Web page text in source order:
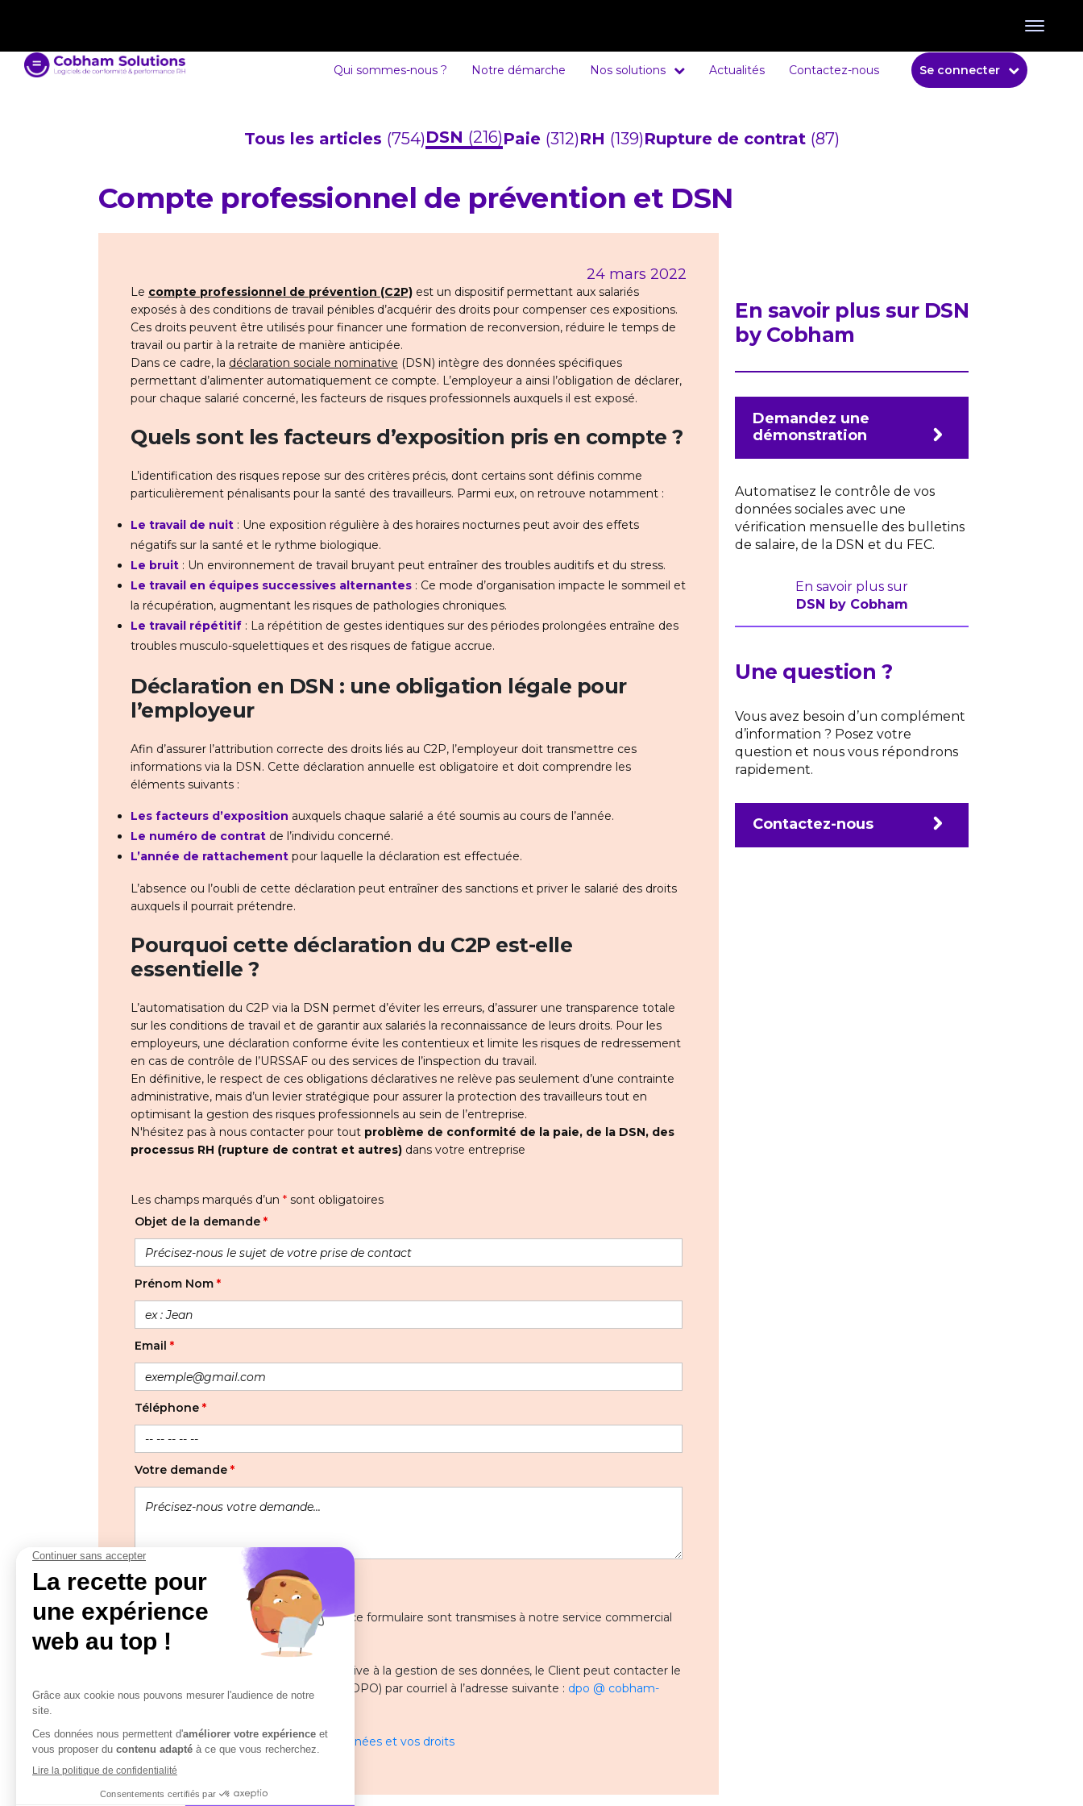
Qui sommes-nous ? Notre démarche Nos solutions Actualités Contactez-nous Se connecter
Tous les articles (754)DSN (216)Paie (312)RH (139)Rupture de contrat (87)
Compte professionnel de prévention et DSN
24 mars 2022
Le compte professionnel de prévention (C2P) est un dispositif permettant aux salariés
exposés à des conditions de travail pénibles d’acquérir des droits pour compenser ces expositions.
Ces droits peuvent être utilisés pour financer une formation de reconversion, réduire le temps de
travail ou partir à la retraite de manière anticipée.
Dans ce cadre, la déclaration sociale nominative (DSN) intègre des données spécifiques
permettant d’alimenter automatiquement ce compte. L’employeur a ainsi l’obligation de déclarer,
pour chaque salarié concerné, les facteurs de risques professionnels auxquels il est exposé.
Quels sont les facteurs d’exposition pris en compte ?
L’identification des risques repose sur des critères précis, dont certains sont définis comme
particulièrement pénalisants pour la santé des travailleurs. Parmi eux, on retrouve notamment :
Le travail de nuit : Une exposition régulière à des horaires nocturnes peut avoir des effets
négatifs sur la santé et le rythme biologique.
Le bruit : Un environnement de travail bruyant peut entraîner des troubles auditifs et du stress.
Le travail en équipes successives alternantes : Ce mode d’organisation impacte le sommeil et
la récupération, augmentant les risques de pathologies chroniques.
Le travail répétitif : La répétition de gestes identiques sur des périodes prolongées entraîne des
troubles musculo-squelettiques et des risques de fatigue accrue.
Déclaration en DSN : une obligation légale pour
l’employeur
Afin d’assurer l’attribution correcte des droits liés au C2P, l’employeur doit transmettre ces
informations via la DSN. Cette déclaration annuelle est obligatoire et doit comprendre les
éléments suivants :
Les facteurs d’exposition auxquels chaque salarié a été soumis au cours de l’année.
Le numéro de contrat de l’individu concerné.
L’année de rattachement pour laquelle la déclaration est effectuée.
L’absence ou l’oubli de cette déclaration peut entraîner des sanctions et priver le salarié des droits
auxquels il pourrait prétendre.
Pourquoi cette déclaration du C2P est-elle
essentielle ?
L’automatisation du C2P via la DSN permet d’éviter les erreurs, d’assurer une transparence totale
sur les conditions de travail et de garantir aux salariés la reconnaissance de leurs droits. Pour les
employeurs, une déclaration conforme évite les contentieux et limite les risques de redressement
en cas de contrôle de l’URSSAF ou des services de l’inspection du travail.
En définitive, le respect de ces obligations déclaratives ne relève pas seulement d’une contrainte
administrative, mais d’un levier stratégique pour assurer la protection des travailleurs tout en
optimisant la gestion des risques professionnels au sein de l’entreprise.
N'hésitez pas à nous contacter pour tout problème de conformité de la paie, de la DSN, des
processus RH (rupture de contrat et autres) dans votre entreprise
Les champs marqués d’un * sont obligatoires
Objet de la demande *
Prénom Nom *
Email *
Téléphone *
Votre demande *
Les informations recueillies à partir de ce formulaire sont transmises à notre service commercial
pour gérer votre demande.
Pour toute question ou remarque relative à la gestion de ses données, le Client peut contacter le
Délégué à la protection des données (DPO) par courriel à l’adresse suivante : dpo @ cobham-
solutions.com
En savoir plus sur la gestion de vos données et vos droits
En savoir plus sur DSN
by Cobham
Demandez une
démonstration
Automatisez le contrôle de vos
données sociales avec une
vérification mensuelle des bulletins
de salaire, de la DSN et du FEC.
En savoir plus sur
DSN by Cobham
Une question ?
Vous avez besoin d’un complément
d’information ? Posez votre
question et nous vous répondrons
rapidement.
Contactez-nous